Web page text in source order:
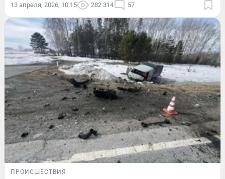
13 апреля, 2026, 10:15 282 314 57
ПРОИСШЕСТВИЯ